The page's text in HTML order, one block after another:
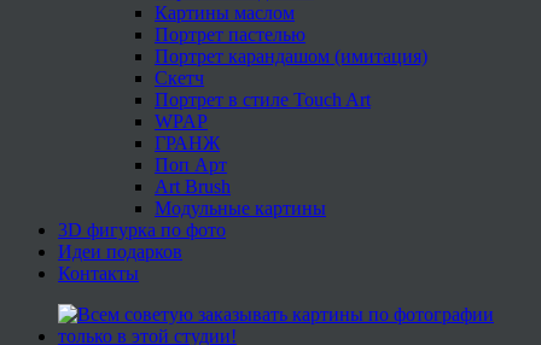
Картины маслом
Портрет пастелью
Портрет карандашом (имитация)
Скетч
Портрет в стиле Touch Art
WPAP
ГРАНЖ
Поп Арт
Art Brush
Модульные картины
3D фигурка по фото
Идеи подарков
Контакты